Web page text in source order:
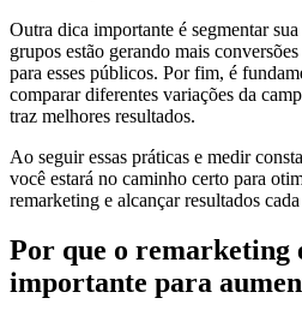
Outra dica importante é segmentar
grupos estão gerando mais
para esses públicos. Por fim, é
comparar diferentes variações da
traz melhores resultados.
Ao seguir essas práticas e medir
você estará no caminho certo para
remarketing e alcançar resultados
Por que o remarketing
importante para